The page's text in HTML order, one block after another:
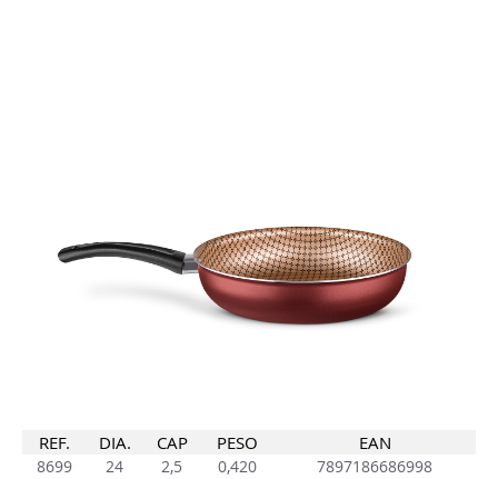
REF. DIA. CAP PESO EAN
8699 24 2,5 0,420 7897186686998